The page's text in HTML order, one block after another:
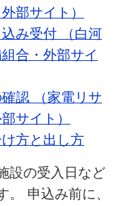
部サイト）
み受付 （白河
合・外部サイ
認 （家電リサ
サイト）
方と出し方
設の受入日など
。 申込み前に、